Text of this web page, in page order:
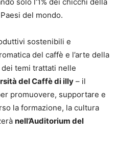
del mondo.
sostenibili e
del caffè e l’arte della
temi trattati nelle
del Caffè di illy – il
promuovere, supportare e
la formazione, la cultura
nell’Auditorium del